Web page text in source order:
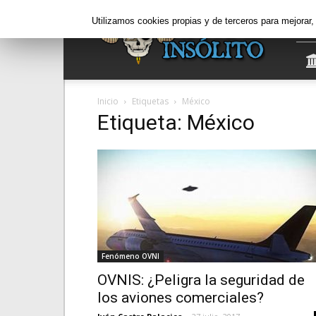
Insólito
Inicio Etiquetas México
Etiqueta: México
Fenómeno OVNI
OVNIS: ¿Peligra la seguridad de
los aviones comerciales?
Utilizamos cookies propias y de terceros para